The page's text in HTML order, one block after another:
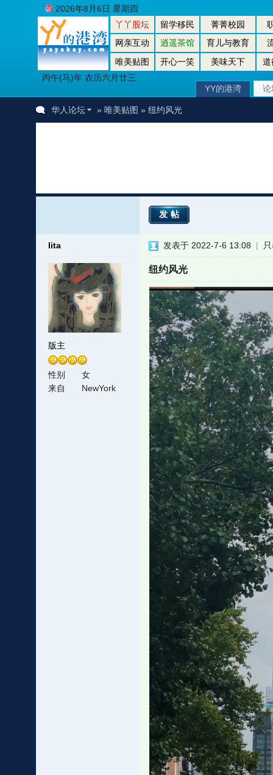
丫丫股坛 留学移民 菁菁校园
网亲互动
逍遥茶馆 育儿与教育
唯美贴图
开心一笑 美味天下
道
丙午(马)年 农历六月廿三
2026年8月6日 星期四
YY的港湾 论
华人论坛 » 唯美贴图 » 纽约风光
发帖
lita
版主
性别
女
来自
NewYork
发表于 2022-7-6 13:08 |
纽约风光